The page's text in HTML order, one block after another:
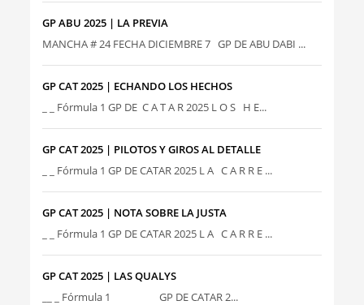
GP ABU 2025 | LA PREVIA
MANCHA # 24 FECHA DICIEMBRE 7 GP DE ABU DABI ...
GP CAT 2025 | ECHANDO LOS HECHOS
_ _ Fórmula 1 GP DE C A T A R 2025 L O S H E...
GP CAT 2025 | PILOTOS Y GIROS AL DETALLE
_ _ Fórmula 1 GP DE CATAR 2025 L A C A R R E ...
GP CAT 2025 | NOTA SOBRE LA JUSTA
_ _ Fórmula 1 GP DE CATAR 2025 L A C A R R E ...
GP CAT 2025 | LAS QUALYS
__ _ Fórmula 1 GP DE CATAR 2...